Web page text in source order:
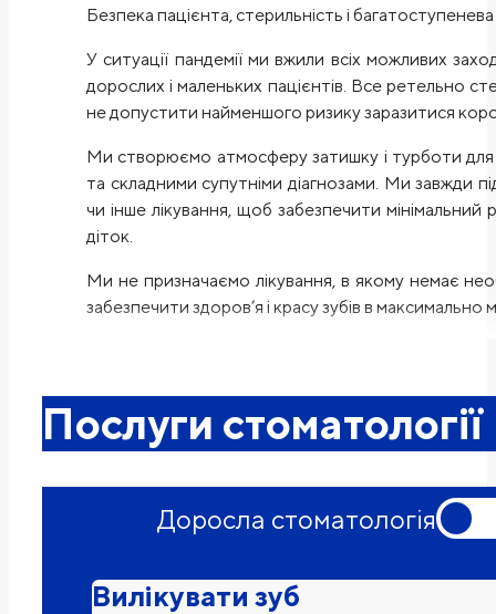
Безпека пацієнта, стерильність і
У ситуації пандемії ми вжили всіх можливих
дорослих і маленьких пацієнтів. Все ретельно
не допустити найменшого ризику заразитися
Ми створюємо атмосферу затишку і турботи
та складними супутніми діагнозами. Ми завжди
чи інше лікування, щоб забезпечити
діток.
Ми не призначаємо лікування, в якому немає
забезпечити здоров’я і красу зубів в
Послуги стоматології
Доросла стоматологія
Вилікувати зуб